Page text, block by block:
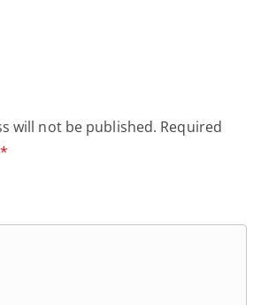
will not be published. Required
*